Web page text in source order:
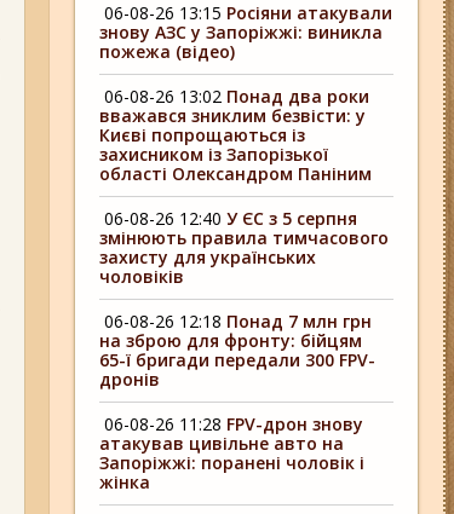
06-08-26 13:15 Росіяни атакували
знову АЗС у Запоріжжі: виникла
пожежа (відео)
06-08-26 13:02 Понад два роки
вважався зниклим безвісти: у
Києві попрощаються із
захисником із Запорізької
області Олександром Паніним
06-08-26 12:40 У ЄС з 5 серпня
змінюють правила тимчасового
захисту для українських
чоловіків
06-08-26 12:18 Понад 7 млн грн
на зброю для фронту: бійцям
65-ї бригади передали 300 FPV-
дронів
06-08-26 11:28 FPV-дрон знову
атакував цивільне авто на
Запоріжжі: поранені чоловік і
жінка